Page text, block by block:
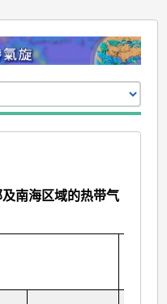
南海区域的热带气